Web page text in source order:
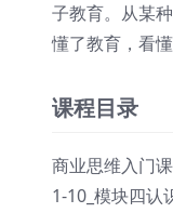
子教育。从某
懂了教育，看懂
课程目录
商业思维入门课
1-10_模块四认